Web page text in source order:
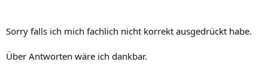
Sorry falls ich mich fachlich nicht korrekt ausgedrückt habe.
Über Antworten wäre ich dankbar.